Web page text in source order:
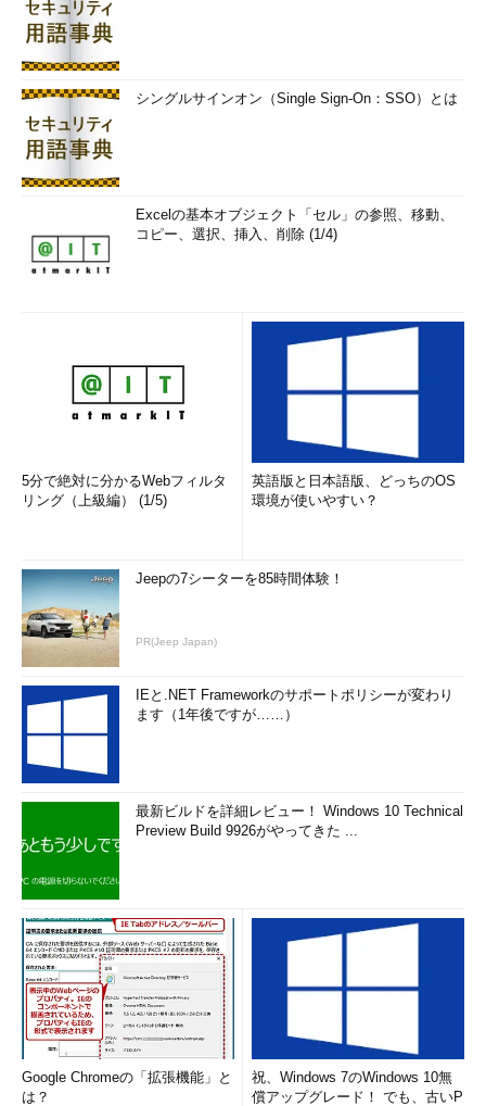
図1 OSは画面やキーボードなどの入出
力をサポート
通常、実行されたコマンドは図2のように標準出力と画面、標
準入力とキーボードが結びつけられています。
図2 プロセスが実行されると、標準入
このリダイレクト処理は、echoコマンドをbashが起動する直
行われています。
同時にbashは標準出力がhelloworldというファイルにリダ
イレクトされたことを認識する
bashがechoコマンドを起動する直前にechoの標準出力を
echoコマンドは標準出力へ文字を出力する。echoはファ
イルへ変更されていることは全く意識しない。
echoにより標準出力（bashによりファイルへすりかえら
れている）へ出力された情報をOSが受け取り、ファイルへ
書き込む。
図3 標準出力をファイルにすり替えることができ
この「すりかえ」は、細かい内部処理で言うと「fork」という
プロセスを作る処理と「exec」というプログラムを行うことで
実現されています。しかしこれについては、また別の機会に書き
たいと思います。
“cat=ねこ” のこと？
標準出力に対応するものとして、「
」というものが存
在します。以下の内容のファイルを作成し、実行してみましょ
シングルサインオン（Single Sign-On：SSO）とは
Excelの基本オブジェクト「セル」の参照、移動、
コピー、選択、挿入、削除 (1/4)
5分で絶対に分かるWebフィルタ
リング（上級編） (1/5)
英語版と日本語版、どっちのOS
環境が使いやすい？
Jeepの7シーターを85時間体験！
PR(Jeep Japan)
IEと.NET Frameworkのサポートポリシーが変わり
ます（1年後ですが……）
最新ビルドを詳細レビュー！ Windows 10 Technical
Preview Build 9926がやってきた ...
Google Chromeの「拡張機能」と
は？
祝、Windows 7のWindows 10無
償アップグレード！ でも、古いP